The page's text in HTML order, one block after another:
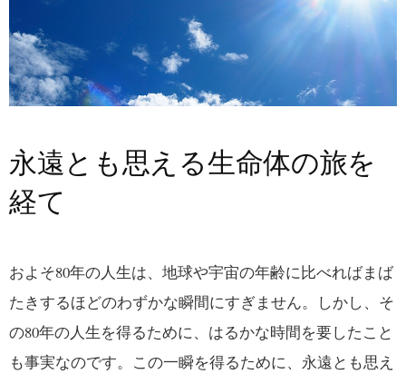
永遠とも思える生命体の旅を
経て
およそ80年の人生は、地球や宇宙の年齢に比べればまば
たきするほどのわずかな瞬間にすぎません。しかし、そ
の80年の人生を得るために、はるかな時間を要したこと
も事実なのです。この一瞬を得るために、永遠とも思え